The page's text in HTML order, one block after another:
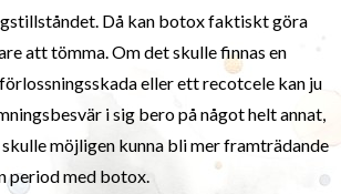
Då kan botox faktiskt göra
att tömma. Om det skulle finnas en
eller ett recotcele kan ju
i sig bero på något helt annat,
möjligen kunna bli mer framträdande
period med botox.